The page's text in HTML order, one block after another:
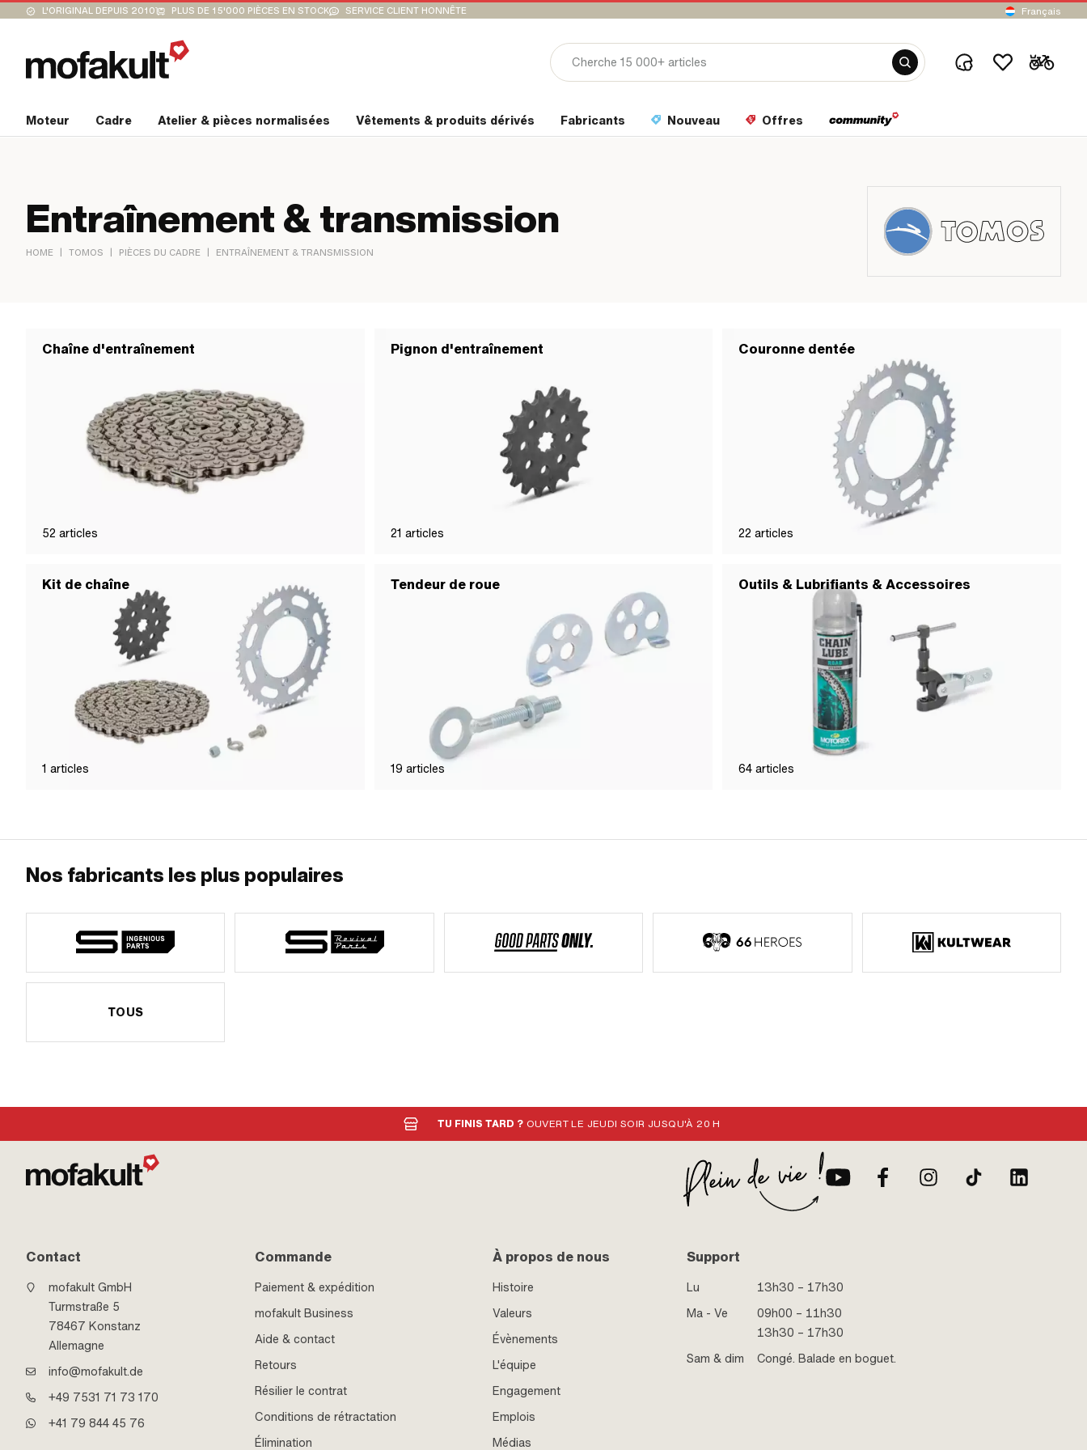
L'ORIGINAL DEPUIS 2010 PLUS DE 15'000 PIÈCES EN STOCK SERVICE CLIENT HONNÊTE Français
Moteur Cadre Atelier & pièces normalisées Vêtements & produits dérivés Fabricants Nouveau Offres
Entraînement & transmission
HOME | TOMOS | PIÈCES DU CADRE | ENTRAÎNEMENT & TRANSMISSION
Chaîne d'entraînement
52 articles
Pignon d'entraînement
21 articles
Couronne dentée
22 articles
Kit de chaîne
1 articles
Tendeur de roue
19 articles
Outils & Lubrifiants & Accessoires
64 articles
Nos fabricants les plus populaires
TOUS
TU FINIS TARD ? OUVERT LE JEUDI SOIR JUSQU'À 20 H
Contact
mofakult GmbH
Turmstraße 5
78467 Konstanz
Allemagne
info@mofakult.de
+49 7531 71 73 170
+41 79 844 45 76
Commande
Paiement & expédition
mofakult Business
Aide & contact
Retours
Résilier le contrat
Conditions de rétractation
Élimination
À propos de nous
Histoire
Valeurs
Évènements
L'équipe
Engagement
Emplois
Médias
Support
Lu
13h30 – 17h30
Ma - Ve
09h00 – 11h30
13h30 – 17h30
Sam & dim
Congé. Balade en boguet.